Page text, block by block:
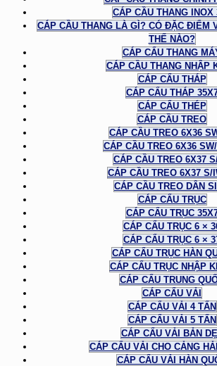
CÁP CẦU THANG INOX
CÁP CẦU THANG LÀ GÌ? CÓ ĐẶC ĐIỂM
THẾ NÀO?
CÁP CẨU THANG
CÁP CẦU THANG NHẬP
CÁP CẨU THÁP
CÁP CẨU THÁP
CÁP CẨU THÉP
CÁP CẦU TREO
CÁP CẦU TREO 6X36
CÁP CẦU TREO 6X36
CÁP CẦU TREO 6X37
CÁP CẦU TREO 6X37 S/
CÁP CẦU TREO DÂN
CÁP CẨU TRỤC
CÁP CẨU TRỤC
CÁP CẨU TRỤC 6 ×
CÁP CẨU TRỤC 6 ×
CÁP CẨU TRỤC HÀN
CÁP CẨU TRỤC NHẬP
CÁP CẨU TRUNG
CÁP CẨU VẢI
CÁP CẨU VẢI 4 TẤN
CÁP CẨU VẢI 5 TẤN
CÁP CẨU VẢI BẢN
CÁP CẨU VẢI CHO CẢNG
CÁP CẨU VẢI HÀN